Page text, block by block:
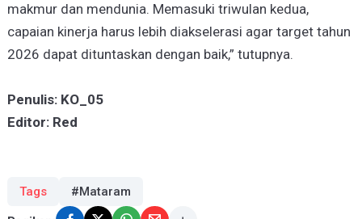
makmur dan mendunia. Memasuki triwulan kedua,
capaian kinerja harus lebih diakselerasi agar target tahun
2026 dapat dituntaskan dengan baik,” tutupnya.
Penulis: KO_05
Editor: Red
Tags #Mataram